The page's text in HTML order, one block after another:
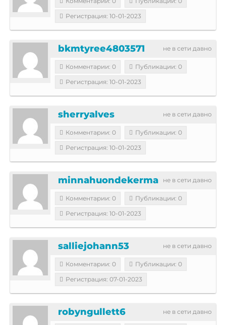
Регистрация: 10-01-2023
не в сети давно
bkmtyree4803571
Комментарии: 0
Публикации: 0
Регистрация: 10-01-2023
не в сети давно
sherryalves
Комментарии: 0
Публикации: 0
Регистрация: 10-01-2023
не в сети давно
minnahuondekerma
Комментарии: 0
Публикации: 0
Регистрация: 10-01-2023
не в сети давно
salliejohann53
Комментарии: 0
Публикации: 0
Регистрация: 07-01-2023
не в сети давно
robyngullett6